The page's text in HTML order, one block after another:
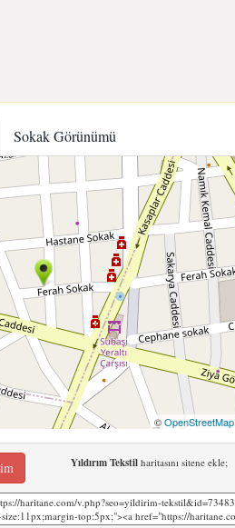
Sokak Görünümü
©OpenStreetMap
Yıldırım Tekstilharitasını sitene ekle;